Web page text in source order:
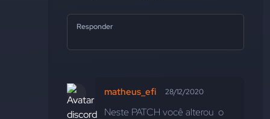
Responder
matheus_efi 28/12/2020
Neste PATCH você alterou  o